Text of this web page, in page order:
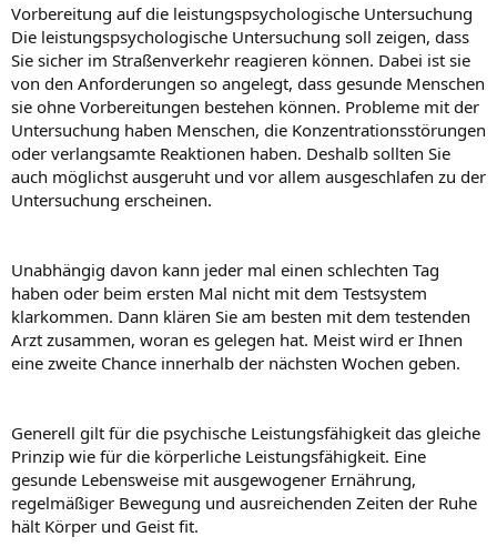
Vorbereitung auf die leistungspsychologische Untersuchung
Die leistungspsychologische Untersuchung soll zeigen, dass
Sie sicher im Straßenverkehr reagieren können. Dabei ist sie
von den Anforderungen so angelegt, dass gesunde Menschen
sie ohne Vorbereitungen bestehen können. Probleme mit der
Untersuchung haben Menschen, die Konzentrationsstörungen
oder verlangsamte Reaktionen haben. Deshalb sollten Sie
auch möglichst ausgeruht und vor allem ausgeschlafen zu der
Untersuchung erscheinen.
Unabhängig davon kann jeder mal einen schlechten Tag
haben oder beim ersten Mal nicht mit dem Testsystem
klarkommen. Dann klären Sie am besten mit dem testenden
Arzt zusammen, woran es gelegen hat. Meist wird er Ihnen
eine zweite Chance innerhalb der nächsten Wochen geben.
Generell gilt für die psychische Leistungsfähigkeit das gleiche
Prinzip wie für die körperliche Leistungsfähigkeit. Eine
gesunde Lebensweise mit ausgewogener Ernährung,
regelmäßiger Bewegung und ausreichenden Zeiten der Ruhe
hält Körper und Geist fit.